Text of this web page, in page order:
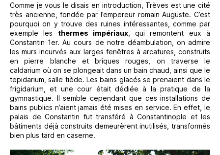
Comme je vous le disais en introduction, Trèves est une cité
très ancienne, fondée par l’empereur romain Auguste. C’est
pourquoi on y trouve des ruines intéressantes, comme par
exemple les thermes impériaux, qui remontent eux à
Constantin 1er. Au cours de notre déambulation, on admire
les murs incurvés aux larges fenêtres à arcatures, construits
en pierre blanche et briques rouges, on traverse le
caldarium où on se plongeait dans un bain chaud, ainsi que le
tepidarium, salle tiède. Les bains glacés se prenaient dans le
frigidarium, et une cour était dédiée à la pratique de la
gymnastique. Il semble cependant que ces installations de
bains publics n’aient jamais été mises en service. En effet, le
palais de Constantin fut transféré à Constantinople et les
bâtiments déjà construits demeurèrent inutilisés, transformés
bien plus tard en caserne.